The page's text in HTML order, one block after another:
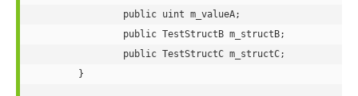
public uint m_valueA;
public TestStructB m_structB;
public TestStructC m_structC;